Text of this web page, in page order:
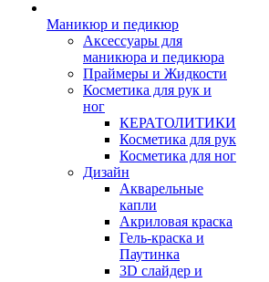
Маникюр и педикюр
Аксессуары для
маникюра и педикюра
Праймеры и Жидкости
Косметика для рук и
ног
КЕРАТОЛИТИКИ
Косметика для рук
Косметика для ног
Дизайн
Акварельные
капли
Акриловая краска
Гель-краска и
Паутинка
3D слайдер и